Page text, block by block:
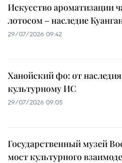
Искусство ароматизации
лотосом – наследие
29/07/2026 09:42
Ханойский фо: от
культурному ИС
29/07/2026 09:05
Государственный музей
мост культурного